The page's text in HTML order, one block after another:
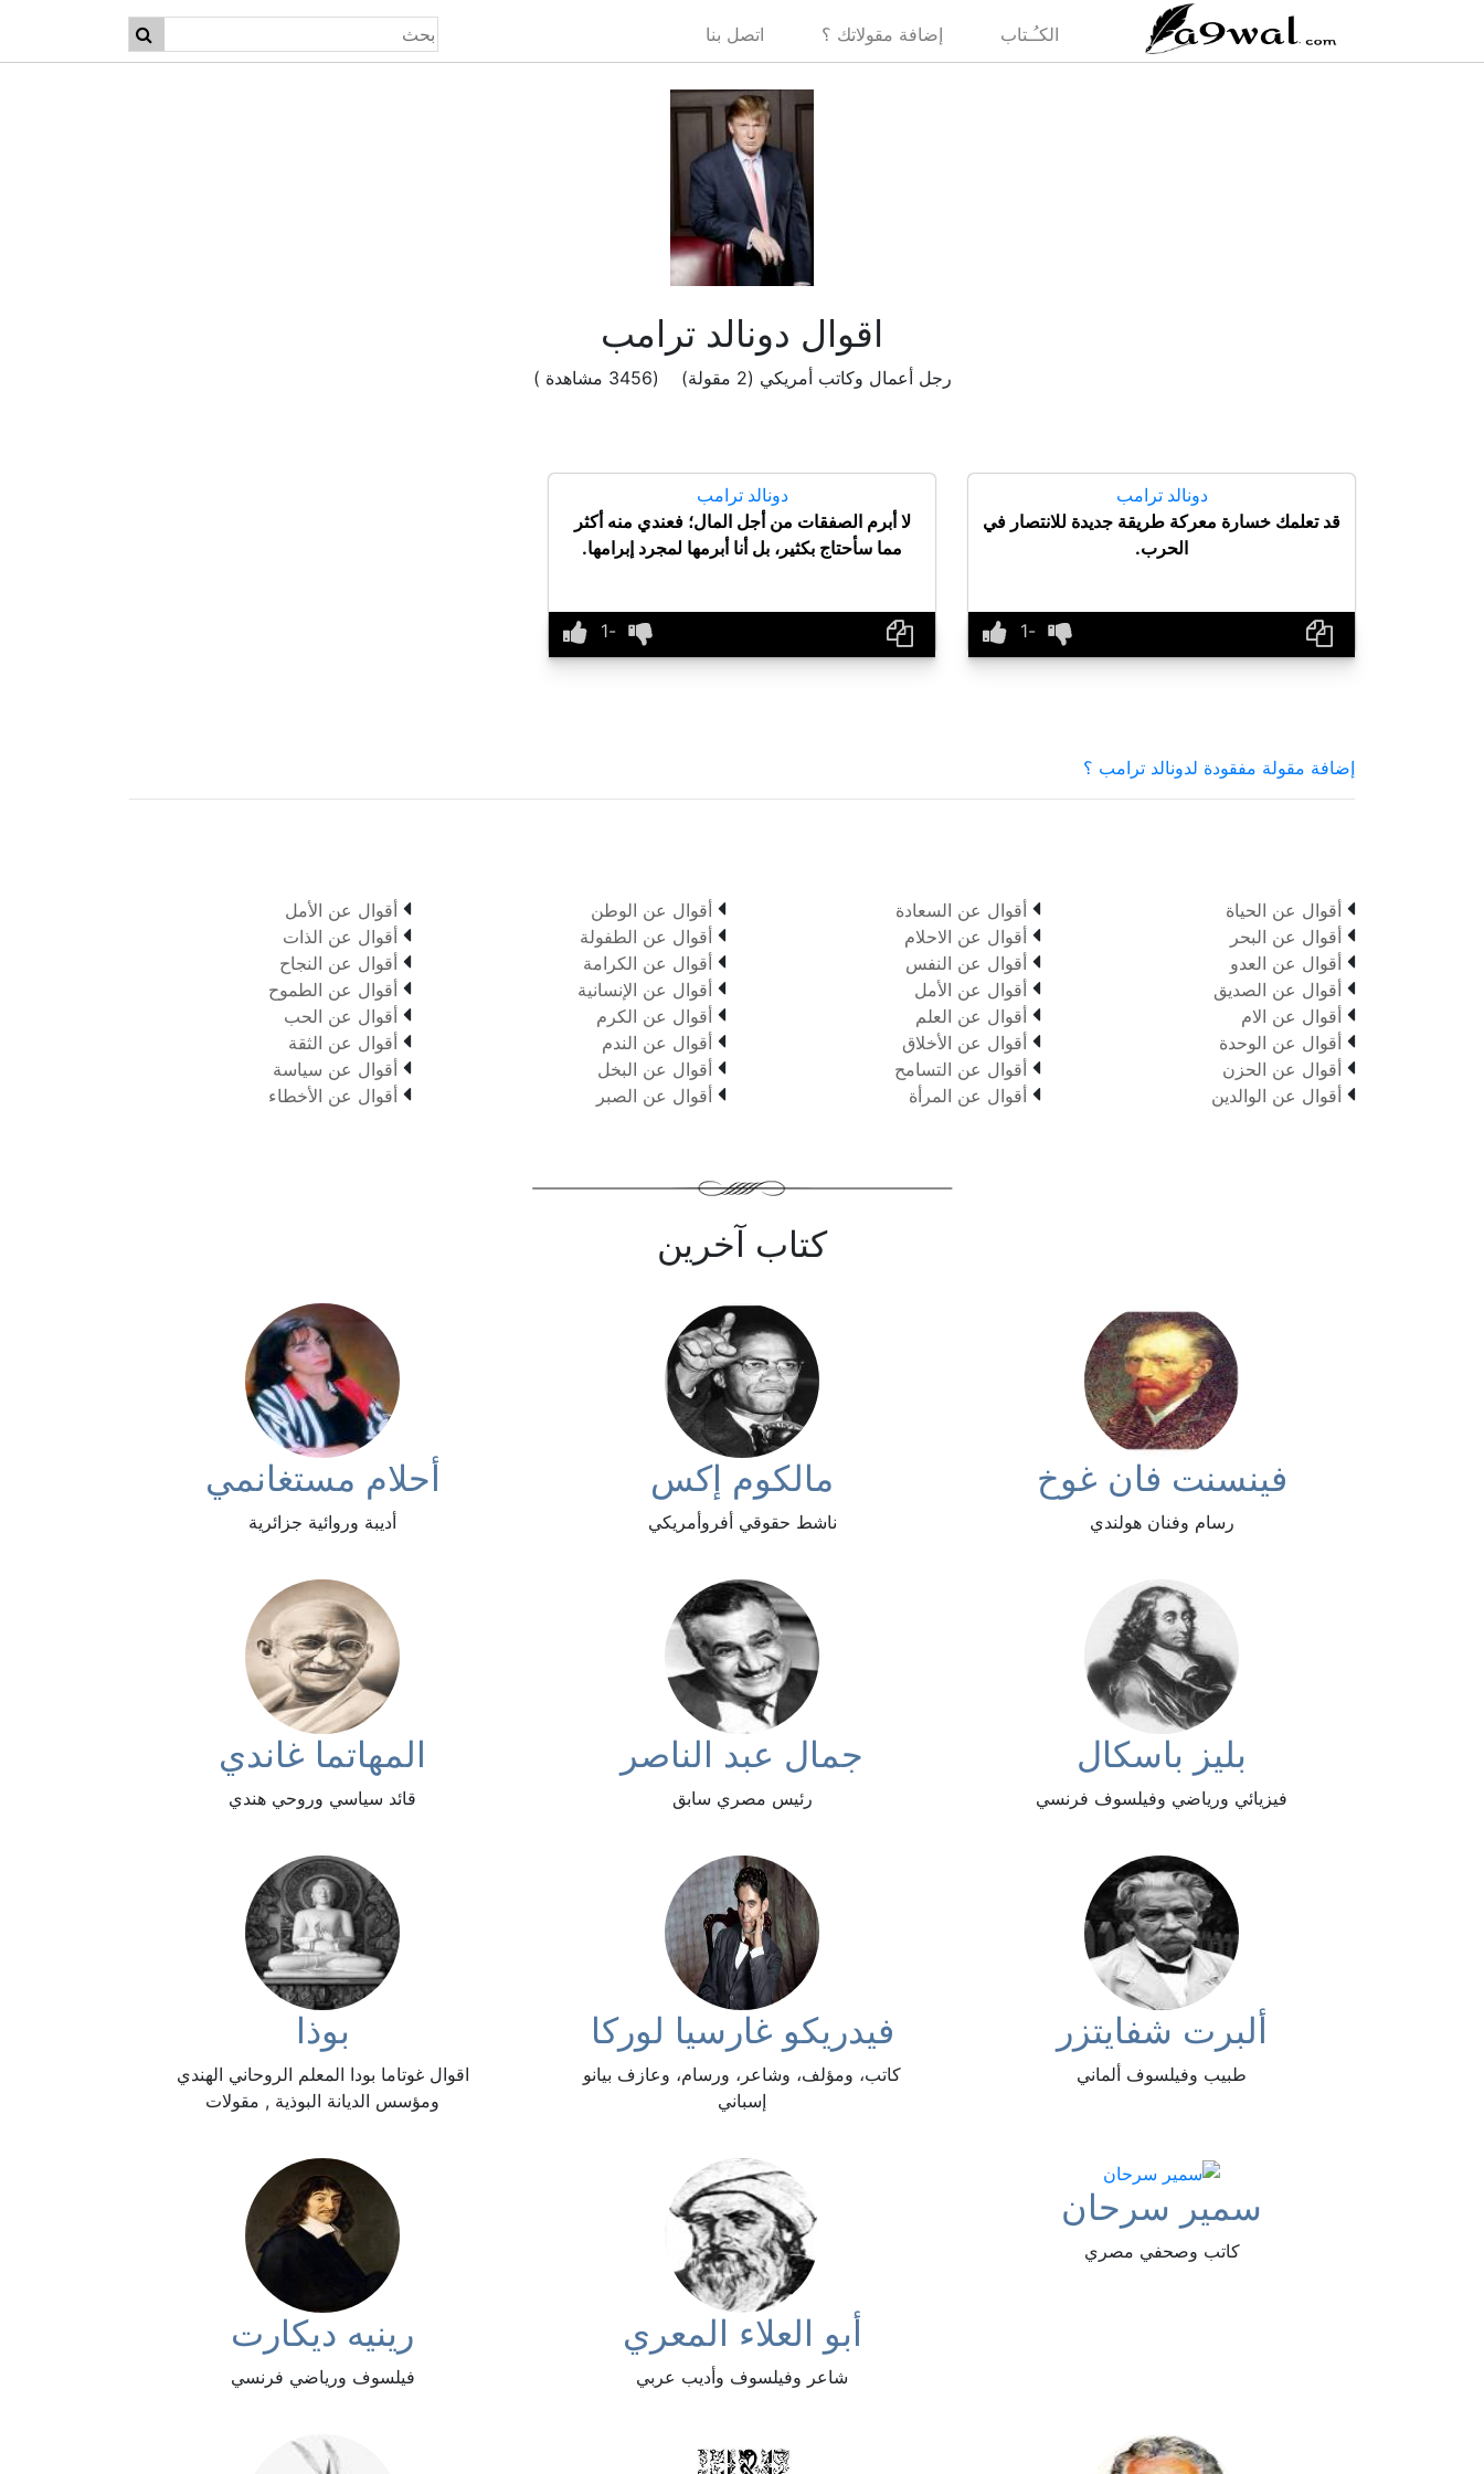
الكـُـتاب إضافة مقولاتك ؟ اتصل بنا
اقوال دونالد ترامب
رجل أعمال وكاتب أمريكي (2 مقولة) (3456 مشاهدة )
دونالد ترامب
قد تعلمك خسارة معركة طريقة جديدة للانتصار في
الحرب.
دونالد ترامب
لا أبرم الصفقات من أجل المال؛ فعندي منه أكثر
مما سأحتاج بكثير، بل أنا أبرمها لمجرد إبرامها.
إضافة مقولة مفقودة لدونالد ترامب ؟
 أقوال عن الحياة
 أقوال عن البحر
 أقوال عن العدو
 أقوال عن الصديق
 أقوال عن الام
 أقوال عن الوحدة
 أقوال عن الحزن
 أقوال عن الوالدين
 أقوال عن السعادة
 أقوال عن الاحلام
 أقوال عن النفس
 أقوال عن الأمل
 أقوال عن العلم
 أقوال عن الأخلاق
 أقوال عن التسامح
 أقوال عن المرأة
 أقوال عن الوطن
 أقوال عن الطفولة
 أقوال عن الكرامة
 أقوال عن الإنسانية
 أقوال عن الكرم
 أقوال عن الندم
 أقوال عن البخل
 أقوال عن الصبر
 أقوال عن الأمل
 أقوال عن الذات
 أقوال عن النجاح
 أقوال عن الطموح
 أقوال عن الحب
 أقوال عن الثقة
 أقوال عن سياسة
 أقوال عن الأخطاء
كتاب آخرين
فينسنت فان غوخ
رسام وفنان هولندي
مالكوم إكس
ناشط حقوقي أفروأمريكي
أحلام مستغانمي
أديبة وروائية جزائرية
بليز باسكال
فيزيائي ورياضي وفيلسوف فرنسي
جمال عبد الناصر
رئيس مصري سابق
المهاتما غاندي
قائد سياسي وروحي هندي
ألبرت شفايتزر
طبيب وفيلسوف ألماني
فيدريكو غارسيا لوركا
كاتب، ومؤلف، وشاعر، ورسام، وعازف بيانو
إسباني
بوذا
اقوال غوتاما بودا المعلم الروحاني الهندي
ومؤسس الديانة البوذية , مقولات
سمير سرحان
كاتب وصحفي مصري
أبو العلاء المعري
شاعر وفيلسوف وأديب عربي
رينيه ديكارت
فيلسوف ورياضي فرنسي